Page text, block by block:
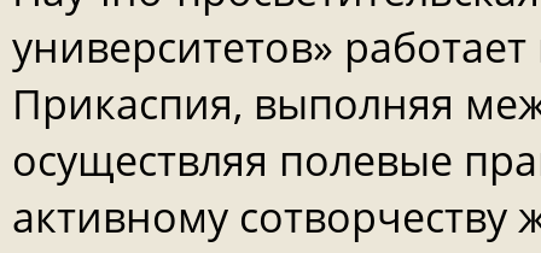
университетов»
Прикаспия, выполняя
осуществляя полевые
активному сотворчеству